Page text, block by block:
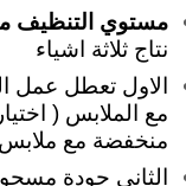
مستوي التنظيف
نتاج ثلاثة اشياء
الاول تعطل عمل
مع الملابس (
منخفضة مع ملابس
الثاني جودة